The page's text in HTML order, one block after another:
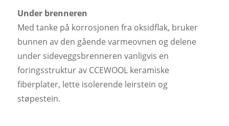
Under brenneren
Med tanke på korrosjonen fra oksidflak, bruker
bunnen av den gående varmeovnen og delene
under sideveggsbrenneren vanligvis en
foringsstruktur av CCEWOOL keramiske
fiberplater, lette isolerende leirstein og
støpestein.